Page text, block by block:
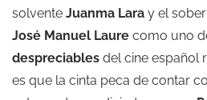
solvente Juanma Lara y el
José Manuel Laure como uno
despreciables del cine español
es que la cinta peca de contar